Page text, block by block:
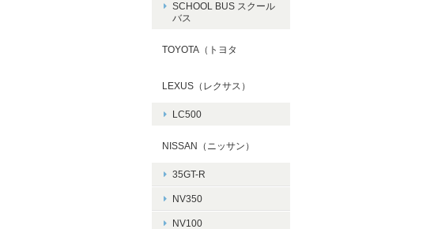
SCHOOL BUS スクール
バス
TOYOTA（トヨタ
LEXUS（レクサス）
LC500
NISSAN（ニッサン）
35GT-R
NV350
NV100